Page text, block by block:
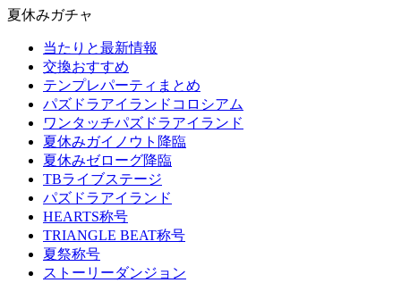
夏休みガチャ
当たりと最新情報
交換おすすめ
テンプレパーティまとめ
パズドラアイランドコロシアム
ワンタッチパズドラアイランド
夏休みガイノウト降臨
夏休みゼローグ降臨
TBライブステージ
パズドラアイランド
HEARTS称号
TRIANGLE BEAT称号
夏祭称号
ストーリーダンジョン